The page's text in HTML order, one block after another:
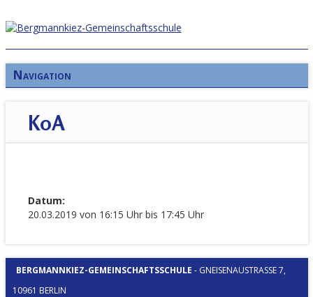
Navigation
KoA
Datum:
20.03.2019 von 16:15 Uhr bis 17:45 Uhr
BERGMANNKIEZ-GEMEINSCHAFTSSCHULE - GNEISENAUSTRASSE 7, 1
0961 BERLIN